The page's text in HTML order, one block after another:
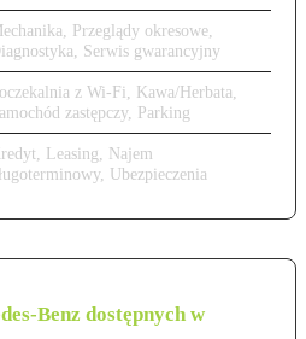
Przeglądy okresowe,
Serwis gwarancyjny
z Wi-Fi, Kawa/Herbata,
zastępczy, Parking
Leasing, Najem
Ubezpieczenia
Benz dostępnych w